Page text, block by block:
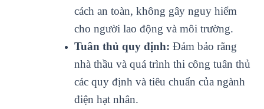
cách an toàn, không gây nguy hiểm
cho người lao động và môi trường.
Tuân thủ quy định: Đảm bảo rằng
nhà thầu và quá trình thi công tuân thủ
các quy định và tiêu chuẩn của ngành
điện hạt nhân.